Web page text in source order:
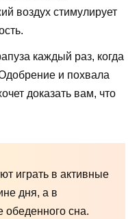
воздух стимулирует
каждый раз, когда
и похвала
доказать вам, что
играть в активные
дня, а в
сна.